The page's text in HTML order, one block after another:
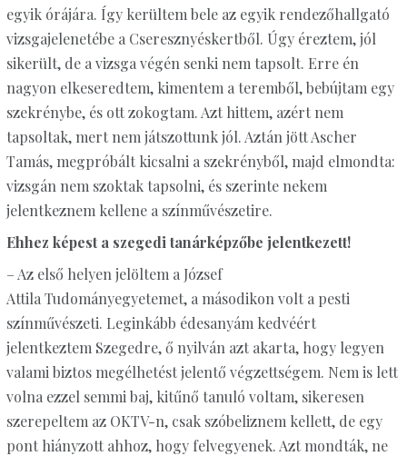
egyik órájára. Így kerültem bele az egyik rendezőhallgató
vizsgajelenetébe a Cseresznyéskertből. Úgy éreztem, jól
sikerült, de a vizsga végén senki nem tapsolt. Erre én
nagyon elkeseredtem, kimentem a teremből, bebújtam egy
szekrénybe, és ott zokogtam. Azt hittem, azért nem
tapsoltak, mert nem játszottunk jól. Aztán jött Ascher
Tamás, megpróbált kicsalni a szekrényből, majd elmondta:
vizsgán nem szoktak tapsolni, és szerinte nekem
jelentkeznem kellene a színművészetire.
Ehhez képest a szegedi tanárképzőbe jelentkezett!
– Az első helyen jelöltem a József
Attila Tudományegyetemet, a másodikon volt a pesti
színművészeti. Leginkább édesanyám kedvéért
jelentkeztem Szegedre, ő nyilván azt akarta, hogy legyen
valami biztos megélhetést jelentő végzettségem. Nem is lett
volna ezzel semmi baj, kitűnő tanuló voltam, sikeresen
szerepeltem az OKTV-n, csak szóbeliznem kellett, de egy
pont hiányzott ahhoz, hogy felvegyenek. Azt mondták, ne